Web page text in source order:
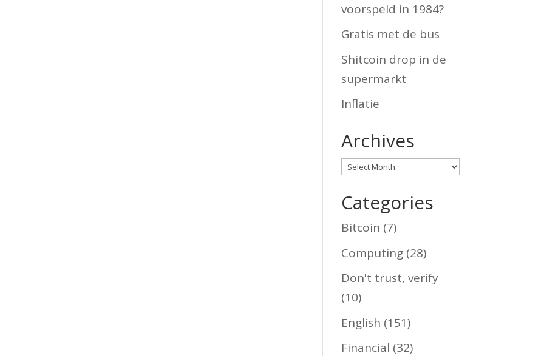
voorspeld in 1984?
Gratis met de bus
Shitcoin drop in de
supermarkt
Inflatie
Archives
Archives
Categories
Bitcoin (7)
Computing (28)
Don't trust, verify
(10)
English (151)
Financial (32)